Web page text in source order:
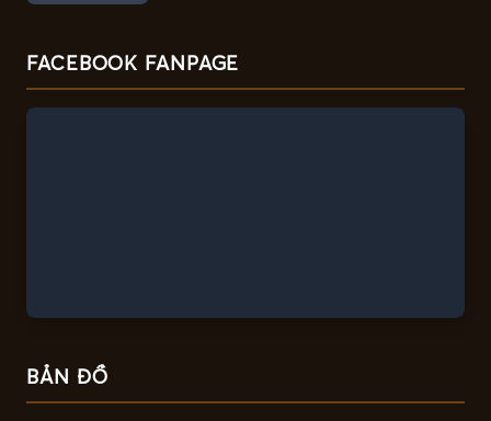
FACEBOOK FANPAGE
BẢN ĐỒ